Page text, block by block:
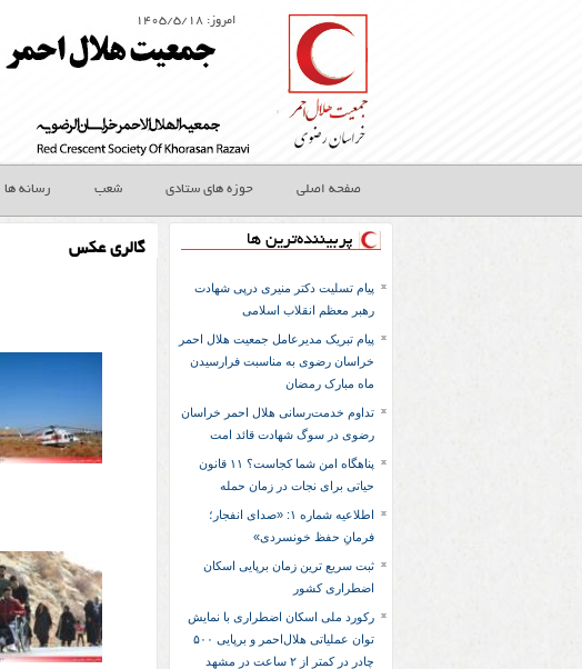
امروز: ۱۴۰۵/۵/۱۸
صفحه اصلی حوزه های ستادی شعب رسانه ها
پربیننده‌ترین ها
پیام تسلیت دکتر منیری درپی شهادت
رهبر معظم انقلاب اسلامی
پیام تبریک مدیرعامل جمعیت هلال احمر
خراسان رضوی به مناسبت فرارسیدن
ماه مبارک رمضان
تداوم خدمت‌رسانی هلال احمر خراسان
رضوی در سوگ شهادت قائد امت
پناهگاه امن شما کجاست؟ ۱۱ قانون
حیاتی برای نجات در زمان حمله
اطلاعیه شماره ۱: «صدای انفجار؛
فرمانِ حفظ خونسردی»
ثبت سریع‌ ترین زمان برپایی اسکان
اضطراری کشور
رکورد ملی اسکان اضطراری با نمایش
توان عملیاتی هلال‌احمر و برپایی ۵۰۰
چادر در کمتر از ۲ ساعت در مشهد
گالری عکس